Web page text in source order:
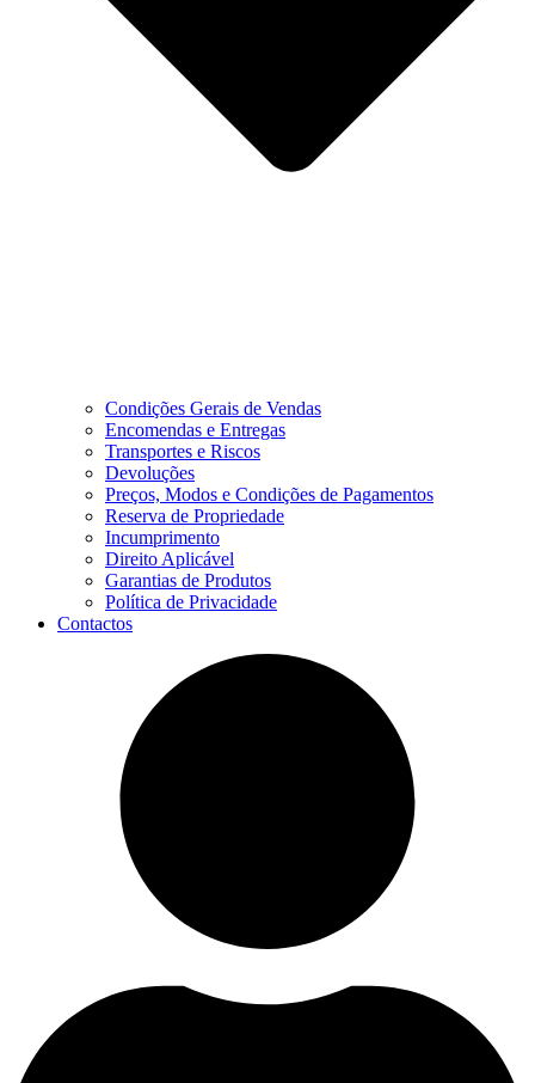
Condições Gerais de Vendas
Encomendas e Entregas
Transportes e Riscos
Devoluções
Preços, Modos e Condições de Pagamentos
Reserva de Propriedade
Incumprimento
Direito Aplicável
Garantias de Produtos
Política de Privacidade
Contactos